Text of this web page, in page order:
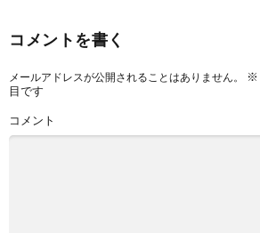
コメントを書く
メールアドレスが公開されることはありません。 ※
目です
コメント